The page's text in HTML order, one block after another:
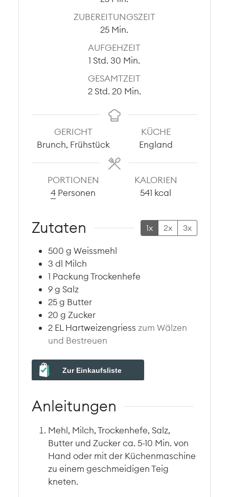
ZUBEREITUNGSZEIT
25Minuten
Min.
AUFGEHZEIT
1 Stunde
Std. 30 Minuten
Min.
GESAMTZEIT
2Stunden
Std. 20Minuten
Min.
GERICHT
Brunch, Frühstück
KÜCHE
England
PORTIONEN
4 Personen
KALORIEN
541 kcal
Zutaten 1x 2x 3x
500 g Weissmehl
3 dl Milch
1 PackungTrockenhefe
9g Salz
25g Butter
20 g Zucker
2 EL Hartweizengriess zum Wälzen
und Bestreuen
Zur Einkaufsliste
Anleitungen
Mehl, Milch, Trockenhefe, Salz,
Butter und Zucker ca. 5-10 Min. von
Hand oder mit der Küchenmaschine
zu einem geschmeidigen Teig
kneten.